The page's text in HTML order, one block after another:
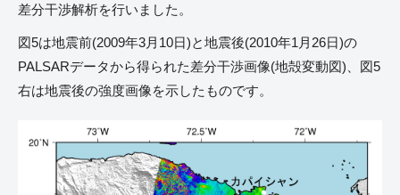
差分干渉解析を行いました。
図5は地震前(2009年3月10日)と地震後(2010年1月26日)の
PALSARデータから得られた差分干渉画像(地殻変動図)、図5
右は地震後の強度画像を示したものです。